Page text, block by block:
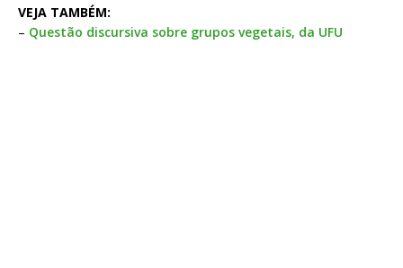
VEJA TAMBÉM:
– Questão discursiva sobre grupos vegetais, da UFU